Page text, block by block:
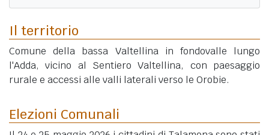
Il territorio
Comune della bassa Valtellina in fondovalle lungo
l'Adda, vicino al Sentiero Valtellina, con paesaggio
rurale e accessi alle valli laterali verso le Orobie.
Elezioni Comunali